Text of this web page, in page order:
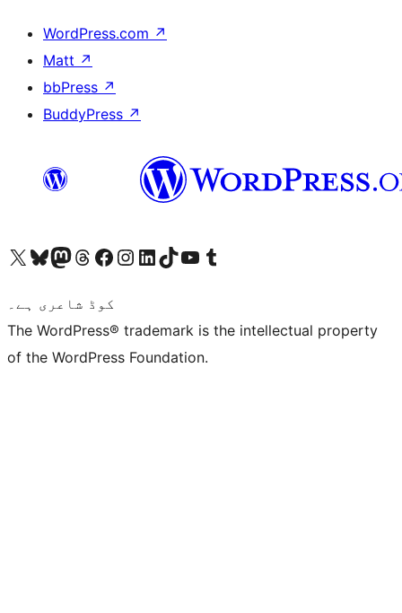
WordPress.com ↗
Matt ↗
bbPress ↗
BuddyPress ↗
Visit our X (formerly Twitter) account
ہمارے بلیواسکائی اکاؤنٹ پر جائیں
Visit our Mastodon account
ہمارے ٹھریڈز اکاؤنٹ پر جائیں
Visit our Facebook page
Visit our Instagram account
Visit our LinkedIn account
ہمارے ٹک ٹاک اکاؤنٹ پر جائیں
Visit our YouTube channel
ہمارے ٹمبلر اکاؤنٹ پر جائیں
کوڈ شاعری ہے۔
The WordPress® trademark is the intellectual property
of the WordPress Foundation.